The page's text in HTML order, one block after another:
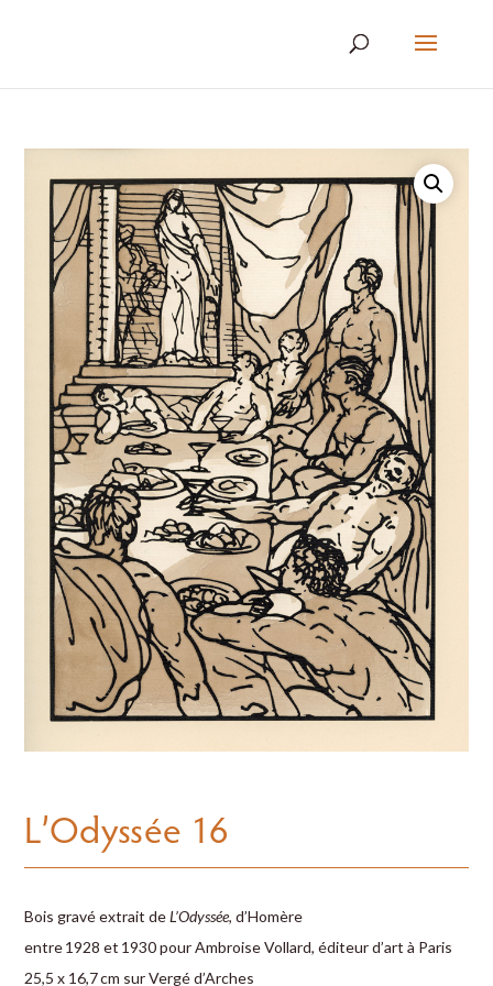
L’Odyssée 16
Bois gravé extrait deL’Odyssée, d’Homère
entre 1928 et 1930 pour Ambroise Vollard, éditeur d’art à Paris
25,5 x 16,7 cm sur Vergé d’Arches